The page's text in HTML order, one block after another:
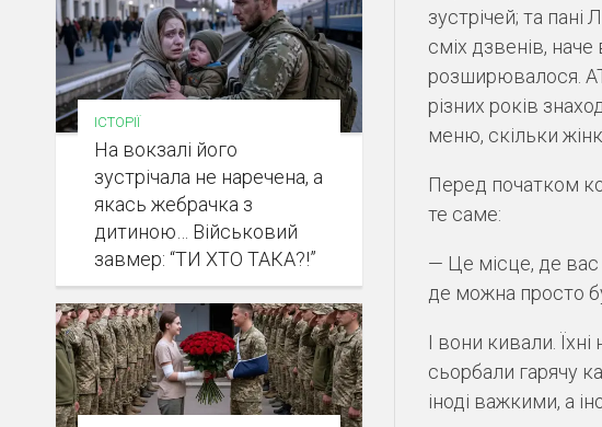
зустрічей; та
сміх дзвенів,
розширювалося.
різних років
меню, скільки
Перед початком
те саме:
— Це місце, де вас
де можна просто
І вони кивали.
сьорбали гарячу
іноді важкими, а
ІСТОРІЇ
На вокзалі його
зустрічала не наречена, а
якась жебрачка з
дитиною… Військовий
завмер: “ТИ ХТО ТАКА?!”